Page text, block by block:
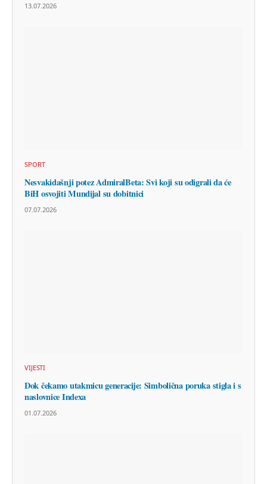
13.07.2026
SPORT
Nesvakidašnji potez AdmiralBeta: Svi koji su odigrali da će
BiH osvojiti Mundijal su dobitnici
07.07.2026
VIJESTI
Dok čekamo utakmicu generacije: Simbolična poruka stigla i s
naslovnice Indexa
01.07.2026